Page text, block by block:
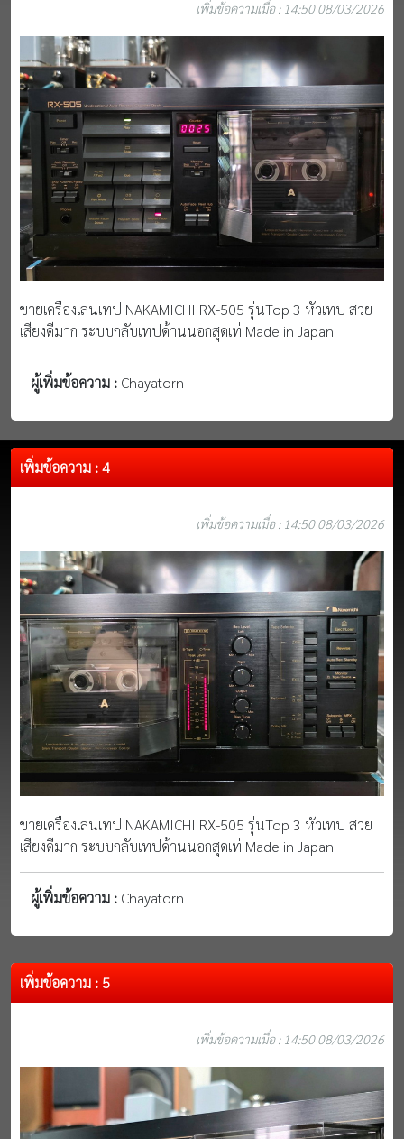
เพิ่มข้อความเมื่อ : 14:50 08/03/2026
ขายเครื่องเล่นเทป NAKAMICHI RX-505 รุ่นTop 3 หัวเทป สวย
เสียงดีมาก ระบบกลับเทปด้านนอกสุดเท่ Made in Japan
ผู้เพิ่มข้อความ : Chayatorn
เพิ่มข้อความ : 4
เพิ่มข้อความเมื่อ : 14:50 08/03/2026
ขายเครื่องเล่นเทป NAKAMICHI RX-505 รุ่นTop 3 หัวเทป สวย
เสียงดีมาก ระบบกลับเทปด้านนอกสุดเท่ Made in Japan
ผู้เพิ่มข้อความ : Chayatorn
เพิ่มข้อความ : 5
เพิ่มข้อความเมื่อ : 14:50 08/03/2026